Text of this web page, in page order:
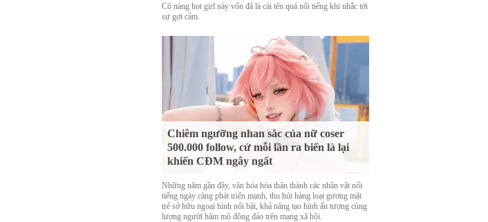
Cô nàng hot girl này vốn đã là cái tên quá nổi tiếng khi nhắc tới
sự gợi cảm.
Chiêm ngưỡng nhan sắc của nữ coser
500.000 follow, cứ mỗi lần ra biển là lại
khiến CĐM ngây ngất
Những năm gần đây, văn hóa hóa thân thành các nhân vật nổi
tiếng ngày càng phát triển mạnh, thu hút hàng loạt gương mặt
trẻ sở hữu ngoại hình nổi bật, khả năng tạo hình ấn tượng cùng
lượng người hâm mộ đông đảo trên mạng xã hội.